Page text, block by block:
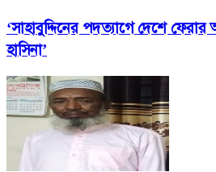
‘সাহাবুদ্দিনের পদত্যাগে দেশে
হাসিনা’